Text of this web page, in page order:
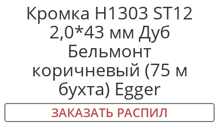
Кромка H1303 ST12
2,0*43 мм Дуб
Бельмонт
коричневый (75 м
бухта) Egger
ЗАКАЗАТЬ РАСПИЛ